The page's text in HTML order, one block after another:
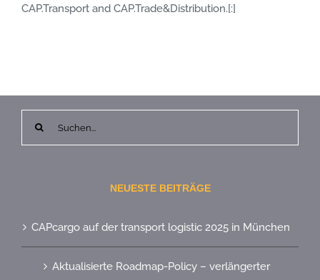
CAP.Transport and CAP.Trade&Distribution.[:]
Suche
nach:
NEUESTE BEITRÄGE
CAPcargo auf der transport logistic 2025 in München
Aktualisierte Roadmap-Policy – verlängerter